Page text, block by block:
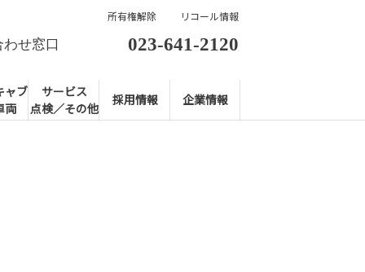
せ窓口 023-641-2120
ャブ
両
サービス
点検／その他
採用情報 企業情報
所有権解除 リコール情報